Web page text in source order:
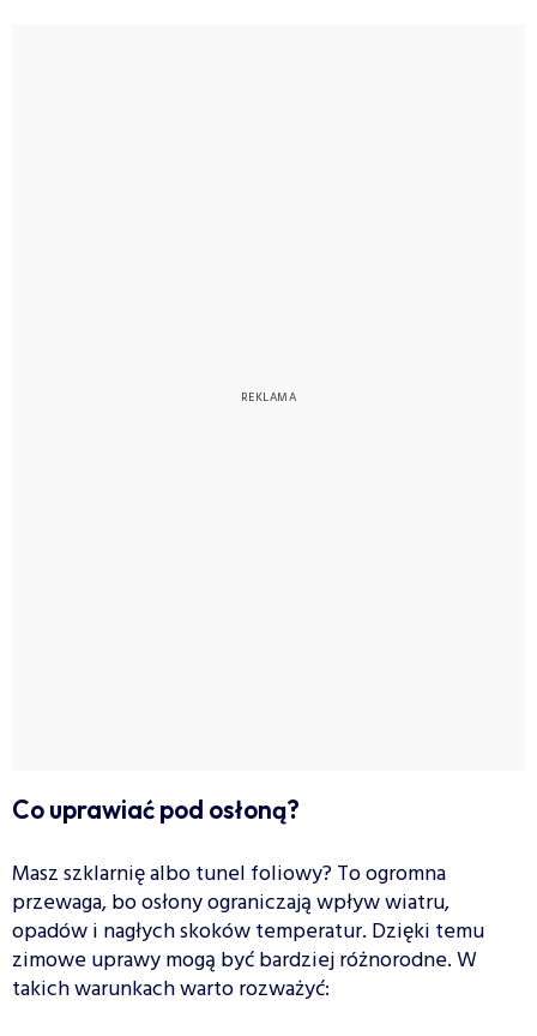
Co uprawiać pod osłoną?
Masz szklarnię albo tunel foliowy? To ogromna
przewaga, bo osłony ograniczają wpływ wiatru,
opadów i nagłych skoków temperatur. Dzięki temu
zimowe uprawy mogą być bardziej różnorodne. W
takich warunkach warto rozważyć: